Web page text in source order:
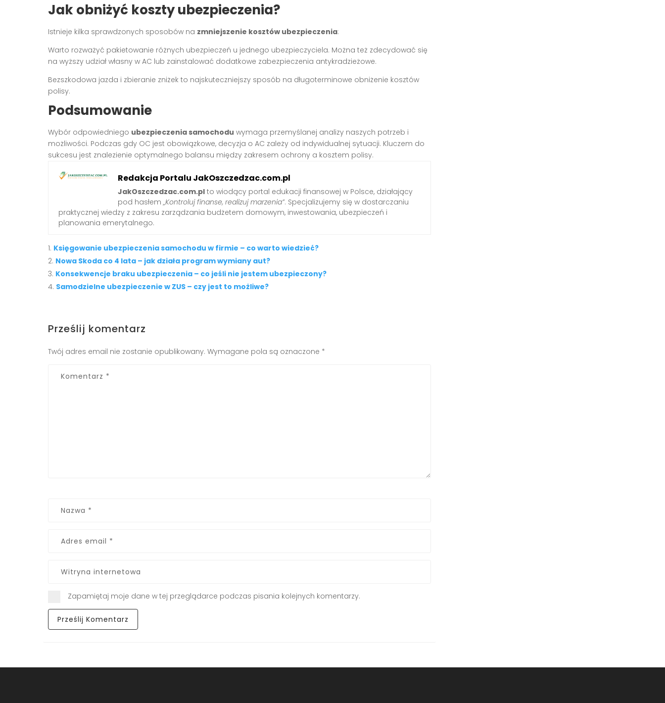
Jak obniżyć koszty ubezpieczenia?
Istnieje kilka sprawdzonych sposobów na zmniejszenie kosztów ubezpieczenia:
Warto rozważyć pakietowanie różnych ubezpieczeń u jednego ubezpieczyciela. Można też zdecydować się
na wyższy udział własny w AC lub zainstalować dodatkowe zabezpieczenia antykradzieżowe.
Bezszkodowa jazda i zbieranie zniżek to najskuteczniejszy sposób na długoterminowe obniżenie kosztów
polisy.
Podsumowanie
Wybór odpowiedniego ubezpieczenia samochodu wymaga przemyślanej analizy naszych potrzeb i
możliwości. Podczas gdy OC jest obowiązkowe, decyzja o AC zależy od indywidualnej sytuacji. Kluczem do
sukcesu jest znalezienie optymalnego balansu między zakresem ochrony a kosztem polisy.
Redakcja Portalu JakOszczedzac.com.pl
JakOszczedzac.com.pl to wiodący portal edukacji finansowej w Polsce, działający
pod hasłem „Kontroluj finanse, realizuj marzenia”. Specjalizujemy się w dostarczaniu
praktycznej wiedzy z zakresu zarządzania budżetem domowym, inwestowania, ubezpieczeń i
planowania emerytalnego.
Księgowanie ubezpieczenia samochodu w firmie – co warto wiedzieć?
Nowa Skoda co 4 lata – jak działa program wymiany aut?
Konsekwencje braku ubezpieczenia – co jeśli nie jestem ubezpieczony?
Samodzielne ubezpieczenie w ZUS – czy jest to możliwe?
Prześlij komentarz
Twój adres email nie zostanie opublikowany. Wymagane pola są oznaczone *
Zapamiętaj moje dane w tej przeglądarce podczas pisania kolejnych komentarzy.